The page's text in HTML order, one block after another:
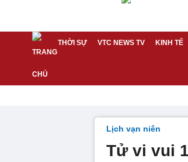
THỜI SỰ VTC NEWS TV KINH TẾ
Lịch vạn niên
Tử vi vui